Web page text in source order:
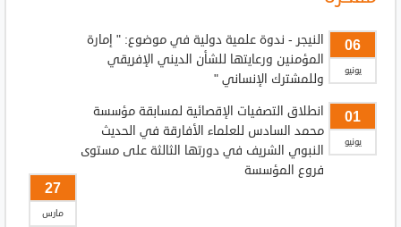
06
يونيو
النيجر - ندوة علمية دولية في موضوع: " إمارة
المؤمنين ورعايتها للشأن الديني الإفريقي
وللمشترك الإنساني "
01
يونيو
انطلاق التصفيات الإقصائية لمسابقة مؤسسة
محمد السادس للعلماء الأفارقة في الحديث
النبوي الشريف في دورتها الثالثة على مستوى
فروع المؤسسة
27
مارس